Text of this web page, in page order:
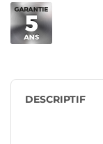
DESCRIPTIF